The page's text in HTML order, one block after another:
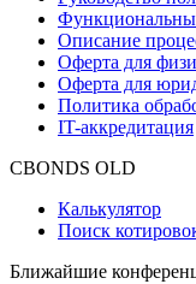
Описание
Оферта для
Оферта для
Политика
IT-аккредитация
CBONDS OLD
Калькулятор
Поиск
Ближайшие